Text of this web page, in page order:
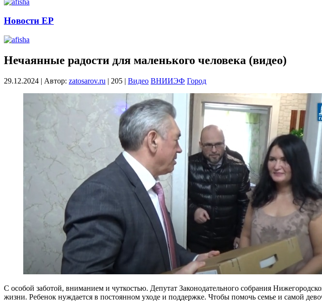
Новости ЕР
Нечаянные радости для маленького человека (видео)
29.12.2024 | Автор: zatosarov.ru | 205 | Видео ВНИИЭФ Город
С особой заботой, вниманием и чуткостью. Депутат Законодательного собрания
жизни. Ребенок нуждается в постоянном уходе и поддержке. Чтобы помочь семье и самой